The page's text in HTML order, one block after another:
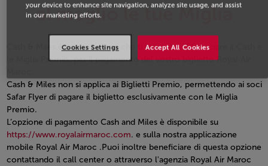
al meglio le tue Miglia
Cash & Miles è una soluzione che ti permette di associare il Cash e
le Miglia Premio, per il pagamento del vostro biglietto Royal Air
Cash & Miles non si applica ai Biglietti Premio, permettendo ai soci
Safar Flyer di pagare il biglietto esclusivamente con le Miglia
Premio.
L’opzione di pagamento Cash and Miles è disponibile su
https://www.royalairmaroc.com. e sulla nostra applicazione
mobile Royal Air Maroc .Puoi inoltre beneficiare di questa opzione
contattando il call center o attraverso l'agenzia Royal Air Maroc
your device to enhance site navigation, analyze site usage, and assist
in our marketing efforts.
Accept All Cookies
Cookies Settings